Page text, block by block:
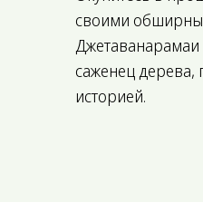
своими
Джетаванарамаи
саженец дерева,
историей.